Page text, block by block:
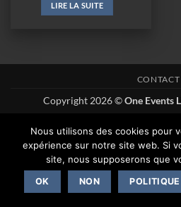
LIRE LA SUITE
CONTACT
Copyright 2026 ©One Events
Nous utilisons des cookies pour
expérience sur notre site web. Si
site, nous supposerons que
OK NON